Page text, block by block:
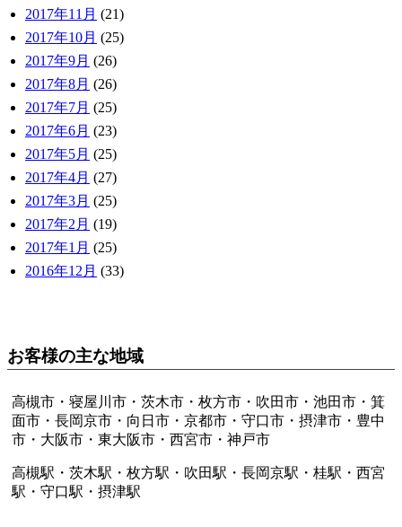
2017年11月 (21)
2017年10月 (25)
2017年9月 (26)
2017年8月 (26)
2017年7月 (25)
2017年6月 (23)
2017年5月 (25)
2017年4月 (27)
2017年3月 (25)
2017年2月 (19)
2017年1月 (25)
2016年12月 (33)
お客様の主な地域
高槻市・寝屋川市・茨木市・枚方市・吹田市・池田市・箕
面市・長岡京市・向日市・京都市・守口市・摂津市・豊中
市・大阪市・東大阪市・西宮市・神戸市
高槻駅・茨木駅・枚方駅・吹田駅・長岡京駅・桂駅・西宮
駅・守口駅・摂津駅